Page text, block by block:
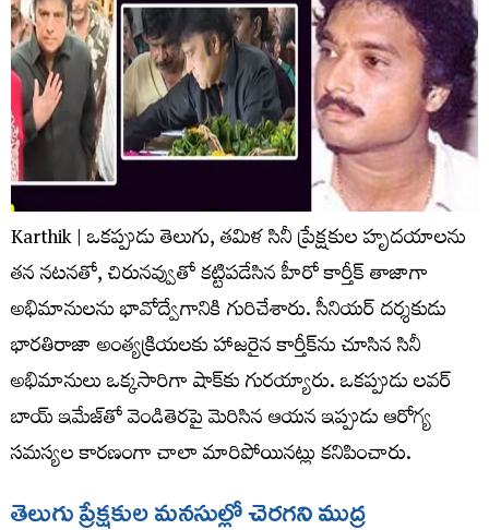
Karthik | ఒకప్పుడు తెలుగు, తమిళ సినీ ప్రేక్షకుల హృదయాలను
తన నటనతో, చిరునవ్వుతో కట్టిపడేసిన హీరో కార్తీక్ తాజాగా
అభిమానులను భావోద్వేగానికి గురిచేశారు. సీనియర్ దర్శకుడు
భారతిరాజా అంత్యక్రియలకు హాజరైన కార్తీక్‌ను చూసిన సినీ
అభిమానులు ఒక్కసారిగా షాక్‌కు గురయ్యారు. ఒకప్పుడు లవర్
బాయ్ ఇమేజ్‌తో వెండితెరపై మెరిసిన ఆయన ఇప్పుడు ఆరోగ్య
సమస్యల కారణంగా చాలా మారిపోయినట్లు కనిపించారు.
తెలుగు ప్రేక్షకుల మనసుల్లో చెరగని ముద్ర